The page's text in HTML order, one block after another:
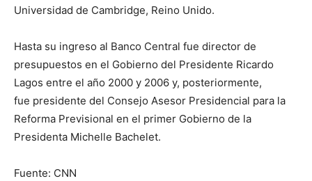
Universidad de Cambridge, Reino Unido.
Hasta su ingreso al Banco Central fue director de
presupuestos en el Gobierno del Presidente Ricardo
Lagos entre el año 2000 y 2006 y, posteriormente,
fue presidente del Consejo Asesor Presidencial para la
Reforma Previsional en el primer Gobierno de la
Presidenta Michelle Bachelet.
Fuente: CNN